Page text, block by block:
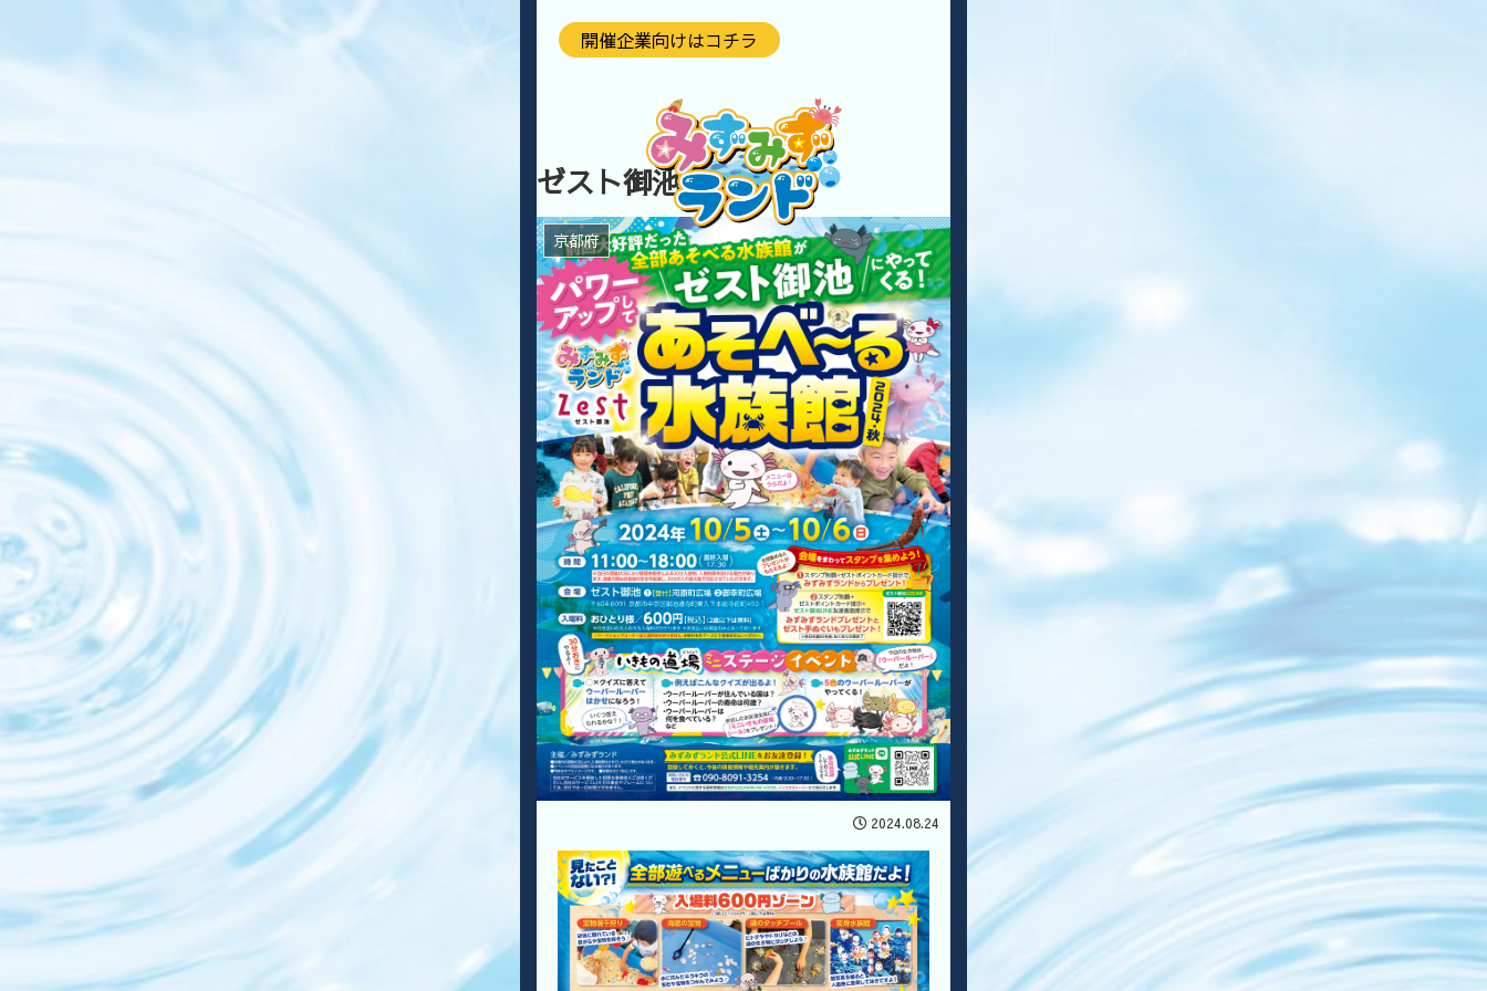
開催企業向けはコチラ
ゼスト御池
京都府
2024.08.24